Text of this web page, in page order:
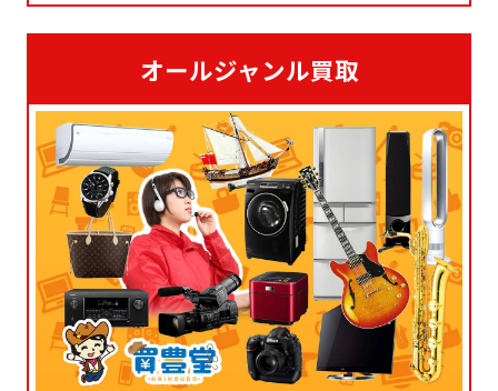
オールジャンル買取